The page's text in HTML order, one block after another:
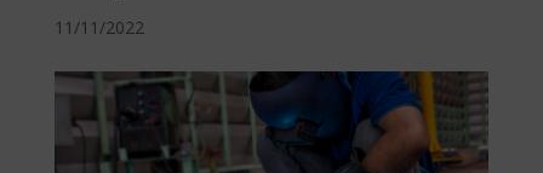
11/11/2022